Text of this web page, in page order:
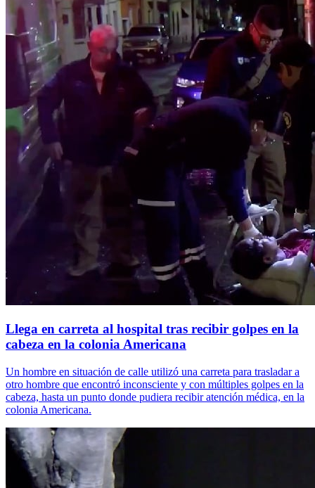
Llega en carreta al hospital tras recibir golpes en la
cabeza en la colonia Americana
Un hombre en situación de calle utilizó una carreta para trasladar a
otro hombre que encontró inconsciente y con múltiples golpes en la
cabeza, hasta un punto donde pudiera recibir atención médica, en la
colonia Americana.